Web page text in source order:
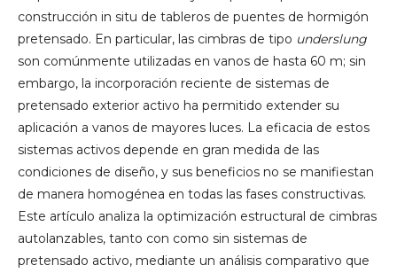
construcción in situ de tableros de puentes de hormigón
pretensado. En particular, las cimbras de tipo underslung
son comúnmente utilizadas en vanos de hasta 60 m; sin
embargo, la incorporación reciente de sistemas de
pretensado exterior activo ha permitido extender su
aplicación a vanos de mayores luces. La eficacia de estos
sistemas activos depende en gran medida de las
condiciones de diseño, y sus beneficios no se manifiestan
de manera homogénea en todas las fases constructivas.
Este artículo analiza la optimización estructural de cimbras
autolanzables, tanto con como sin sistemas de
pretensado activo, mediante un análisis comparativo que